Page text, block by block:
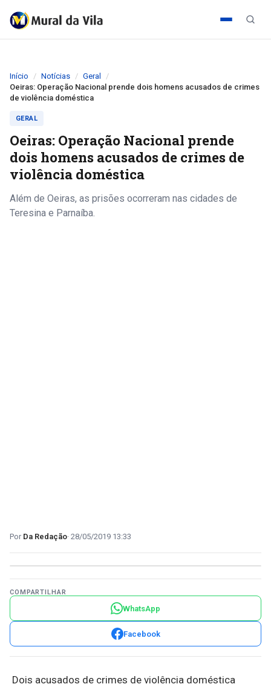
Início Notícias
Geral
Oeiras: Operação Nacional prende dois homens acusados de crimes
de violência doméstica
GERAL
Oeiras: Operação Nacional prende
dois homens acusados de crimes de
violência doméstica
Além de Oeiras, as prisões ocorreram nas cidades de
Teresina e Parnaíba.
Da Redação 28/05/2019 13:33
COMPARTILHAR
WhatsApp
Facebook
Dois acusados de crimes de violência doméstica